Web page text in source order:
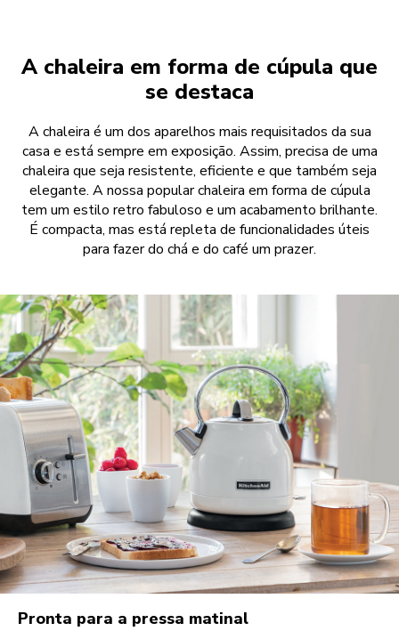
A chaleira em forma de cúpula que
se destaca
A chaleira é um dos aparelhos mais requisitados da sua
casa e está sempre em exposição. Assim, precisa de uma
chaleira que seja resistente, eficiente e que também seja
elegante. A nossa popular chaleira em forma de cúpula
tem um estilo retro fabuloso e um acabamento brilhante.
É compacta, mas está repleta de funcionalidades úteis
para fazer do chá e do café um prazer.
Pronta para a pressa matinal